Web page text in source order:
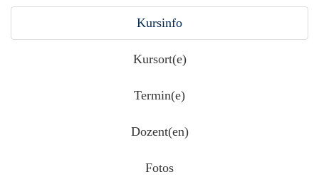
Kursinfo
Kursort(e)
Termin(e)
Dozent(en)
Fotos